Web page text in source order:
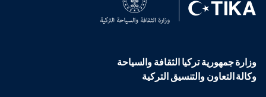
وزارة جمهورية تركيا الثقافة والسياحة
وكالة التعاون والتنسيق التركية